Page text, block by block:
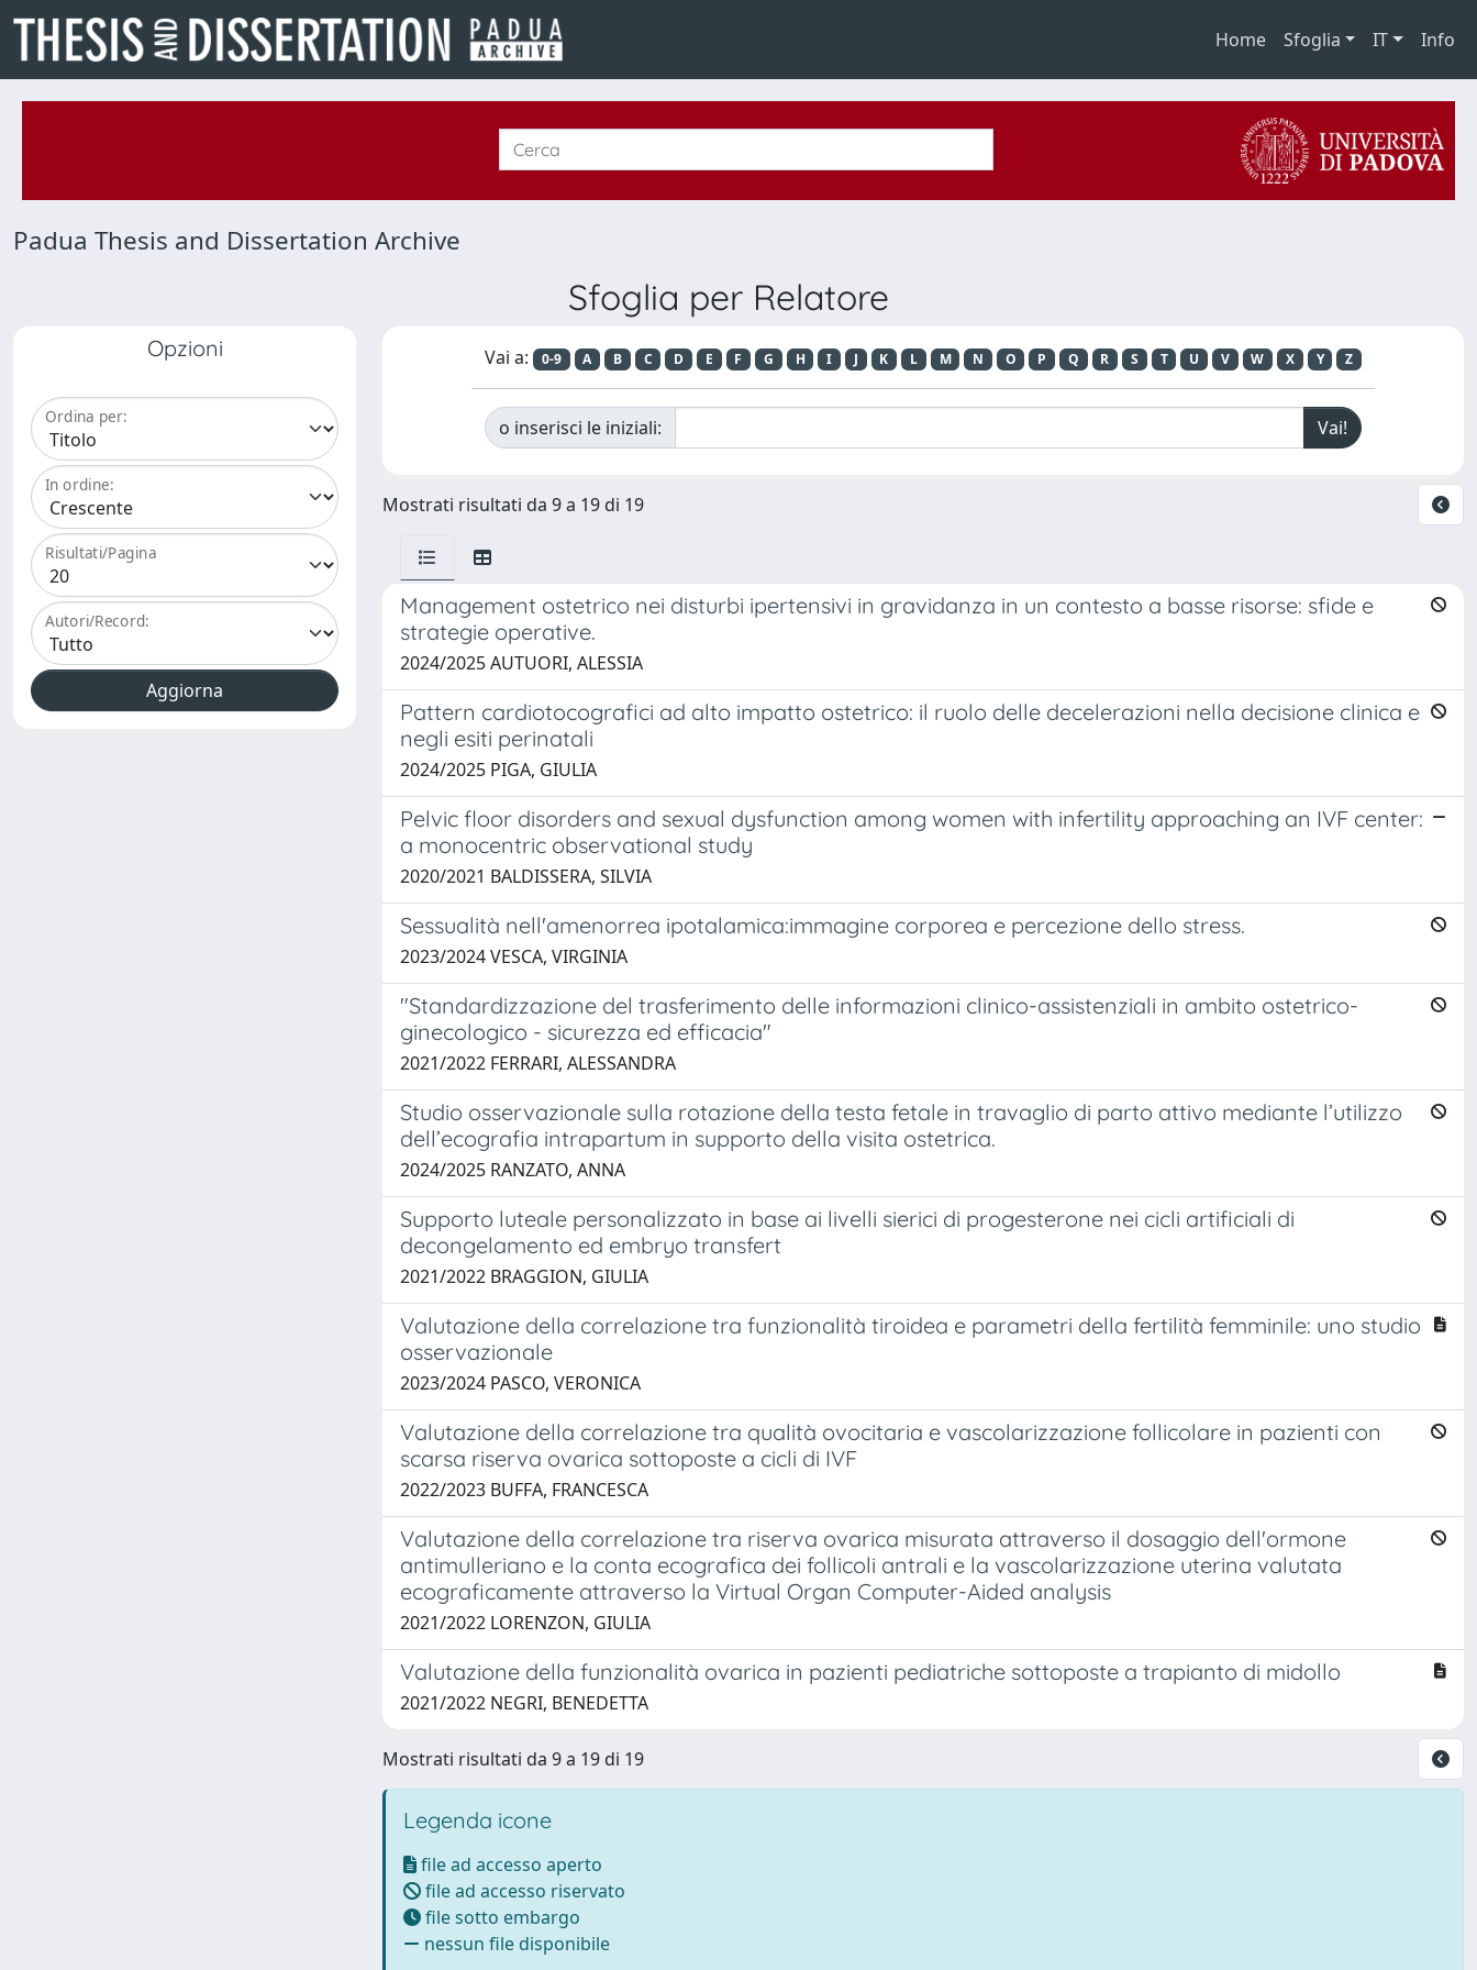
Home Sfoglia IT Info
Padua Thesis and Dissertation Archive
Sfoglia per Relatore
Opzioni
Ordina per:
In ordine:
Risultati/Pagina
Autori/Record:
Vai a: 0-9 A B C D E F G H I J K L M N O P Q R S T U V W X Y Z
o inserisci le iniziali:
Mostrati risultati da 9 a 19 di 19
Management ostetrico nei disturbi ipertensivi in gravidanza in un contesto a basse risorse: sfide e
strategie operative.
2024/2025 AUTUORI, ALESSIA
Pattern cardiotocografici ad alto impatto ostetrico: il ruolo delle decelerazioni nella decisione clinica e
negli esiti perinatali
2024/2025 PIGA, GIULIA
Pelvic floor disorders and sexual dysfunction among women with infertility approaching an IVF center:
a monocentric observational study
2020/2021 BALDISSERA, SILVIA
Sessualità nell'amenorrea ipotalamica:immagine corporea e percezione dello stress.
2023/2024 VESCA, VIRGINIA
"Standardizzazione del trasferimento delle informazioni clinico-assistenziali in ambito ostetrico-
ginecologico - sicurezza ed efficacia"
2021/2022 FERRARI, ALESSANDRA
Studio osservazionale sulla rotazione della testa fetale in travaglio di parto attivo mediante l’utilizzo
dell’ecografia intrapartum in supporto della visita ostetrica.
2024/2025 RANZATO, ANNA
Supporto luteale personalizzato in base ai livelli sierici di progesterone nei cicli artificiali di
decongelamento ed embryo transfert
2021/2022 BRAGGION, GIULIA
Valutazione della correlazione tra funzionalità tiroidea e parametri della fertilità femminile: uno studio
osservazionale
2023/2024 PASCO, VERONICA
Valutazione della correlazione tra qualità ovocitaria e vascolarizzazione follicolare in pazienti con
scarsa riserva ovarica sottoposte a cicli di IVF
2022/2023 BUFFA, FRANCESCA
Valutazione della correlazione tra riserva ovarica misurata attraverso il dosaggio dell'ormone
antimulleriano e la conta ecografica dei follicoli antrali e la vascolarizzazione uterina valutata
ecograficamente attraverso la Virtual Organ Computer-Aided analysis ​
2021/2022 LORENZON, GIULIA
Valutazione della funzionalità ovarica in pazienti pediatriche sottoposte a trapianto di midollo
2021/2022 NEGRI, BENEDETTA
Mostrati risultati da 9 a 19 di 19
Legenda icone
file ad accesso aperto
file ad accesso riservato
file sotto embargo
nessun file disponibile